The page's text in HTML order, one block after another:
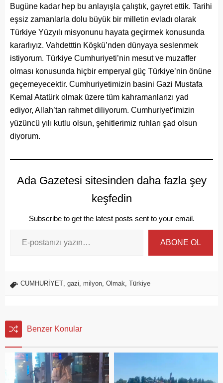
Bugüne kadar hep bu anlayışla çalıştık, gayret ettik. Tarihi
eşsiz zamanlarla dolu büyük bir milletin evladı olarak
Türkiye Yüzyılı misyonunu hayata geçirmek konusunda
kararlıyız. Vahdetttin Köşkü’nden dünyaya seslenmek
istiyorum. Türkiye Cumhuriyeti’nin mesut ve muzaffer
olması konusunda hiçbir emperyal güç Türkiye’nin önüne
geçemeyecektir. Cumhuriyetimizin basini Gazi Mustafa
Kemal Atatürk olmak üzere tüm kahramanlarızı yad
ediyor, Allah’tan rahmet diliyorum. Cumhuriyet’imizin
yüzüncü yılı kutlu olsun, şehitlerimiz ruhları şad olsun
diyorum.
Ada Gazetesi sitesinden daha fazla şey
keşfedin
Subscribe to get the latest posts sent to your email.
ABONE OL
CUMHURİYET, gazi, milyon, Olmak, Türkiye
Benzer Konular